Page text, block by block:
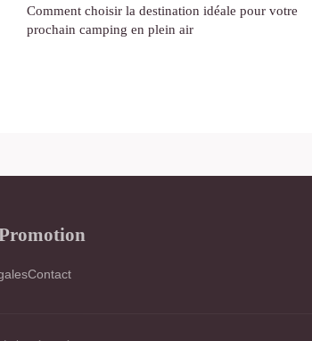
Comment choisir la destination idéale pour votre
prochain camping en plein air
Contact